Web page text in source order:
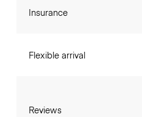
Insurance
Flexible arrival
Reviews